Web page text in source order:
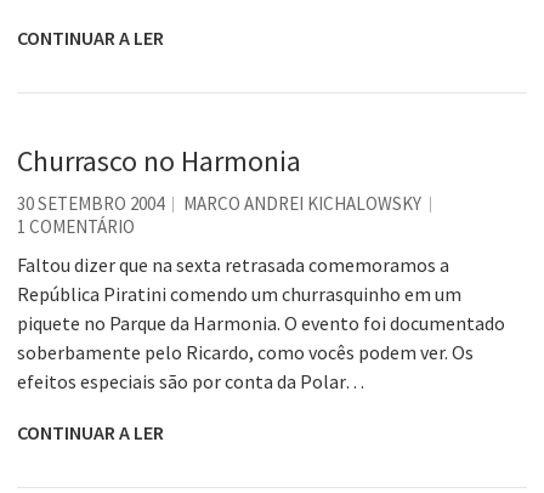
CONTINUAR A LER
Churrasco no Harmonia
30 SETEMBRO 2004
MARCO ANDREI KICHALOWSKY
1 COMENTÁRIO
Faltou dizer que na sexta retrasada comemoramos a
República Piratini comendo um churrasquinho em um
piquete no Parque da Harmonia. O evento foi documentado
soberbamente pelo Ricardo, como vocês podem ver. Os
efeitos especiais são por conta da Polar…
CONTINUAR A LER